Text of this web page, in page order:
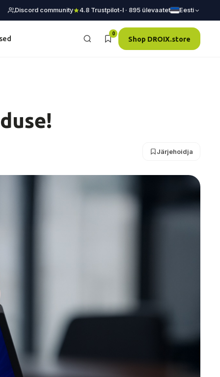
Discord community 4.8 Trustpilot-l · 895 ülevaatet Eesti
0
Shop DROIX.store
Järjehoidja